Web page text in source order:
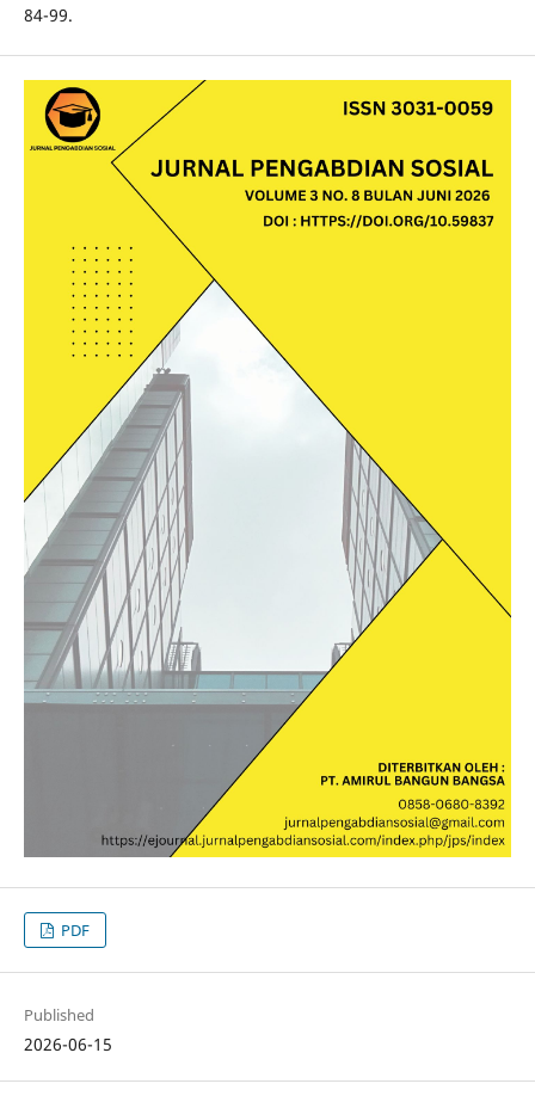
84-99.
PDF
Published
2026-06-15